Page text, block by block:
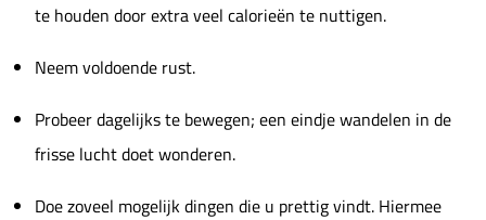
te houden door extra veel calorieën te nuttigen.
Neem voldoende rust.
Probeer dagelijks te bewegen; een eindje wandelen in de
frisse lucht doet wonderen.
Doe zoveel mogelijk dingen die u prettig vindt. Hiermee